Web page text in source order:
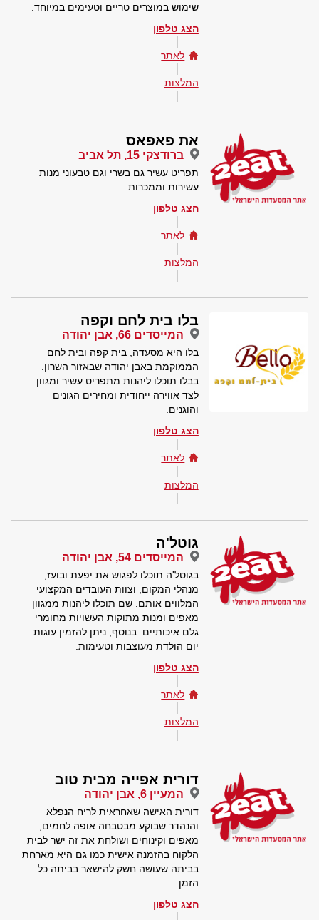
שימוש במוצרים טריים וטעימים במיוחד.
הצג טלפון
לאתר
המלצות
את פאפאס
ברודצקי 15, תל אביב
תפריט עשיר גם בשרי וגם טבעוני מנות
עשירות וממכרות.
הצג טלפון
לאתר
המלצות
בלו בית לחם וקפה
המייסדים 66, אבן יהודה
בלו היא מסעדה, בית קפה ובית לחם
הממוקמת באבן יהודה שבאזור השרון.
בבלו תוכלו ליהנות מתפריט עשיר ומגוון
לצד אווירה ייחודית ומחירים הגונים
והוגנים.
הצג טלפון
לאתר
המלצות
גוטל'ה
המייסדים 54, אבן יהודה
בגוטל'ה תוכלו לפגוש את יפעת ובועז,
מנהלי המקום, וצוות העובדים המקצועי
המלווים אותם. שם תוכלו ליהנות ממגוון
מאפים ומנות מתוקות העשויות מחומרי
גלם איכותיים. בנוסף, ניתן להזמין עוגות
יום הולדת מעוצבות וטעימות.
הצג טלפון
לאתר
המלצות
דורית אפייה מבית טוב
המעיין 6, אבן יהודה
דורית האישה שאחראית לריח הנפלא
והנהדר שבוקע מבטבחה אופה לחמים,
מאפים וקינוחים ושולחת את זה ישר לבית
הלקוח בהזמנה אישית כמו גם היא מארחת
בביתה שעושה חשק להישאר בביתה כל
הזמן.
הצג טלפון